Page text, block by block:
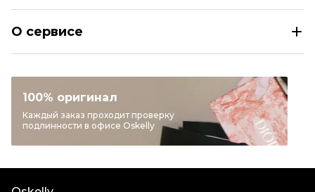
Категория
Бренд
SAINT LAURENT
Материал обуви
Лакированная кожа
О сервисе
100% оригинал
Каждый заказ проходит проверку
подлинности в офисе Oskelly